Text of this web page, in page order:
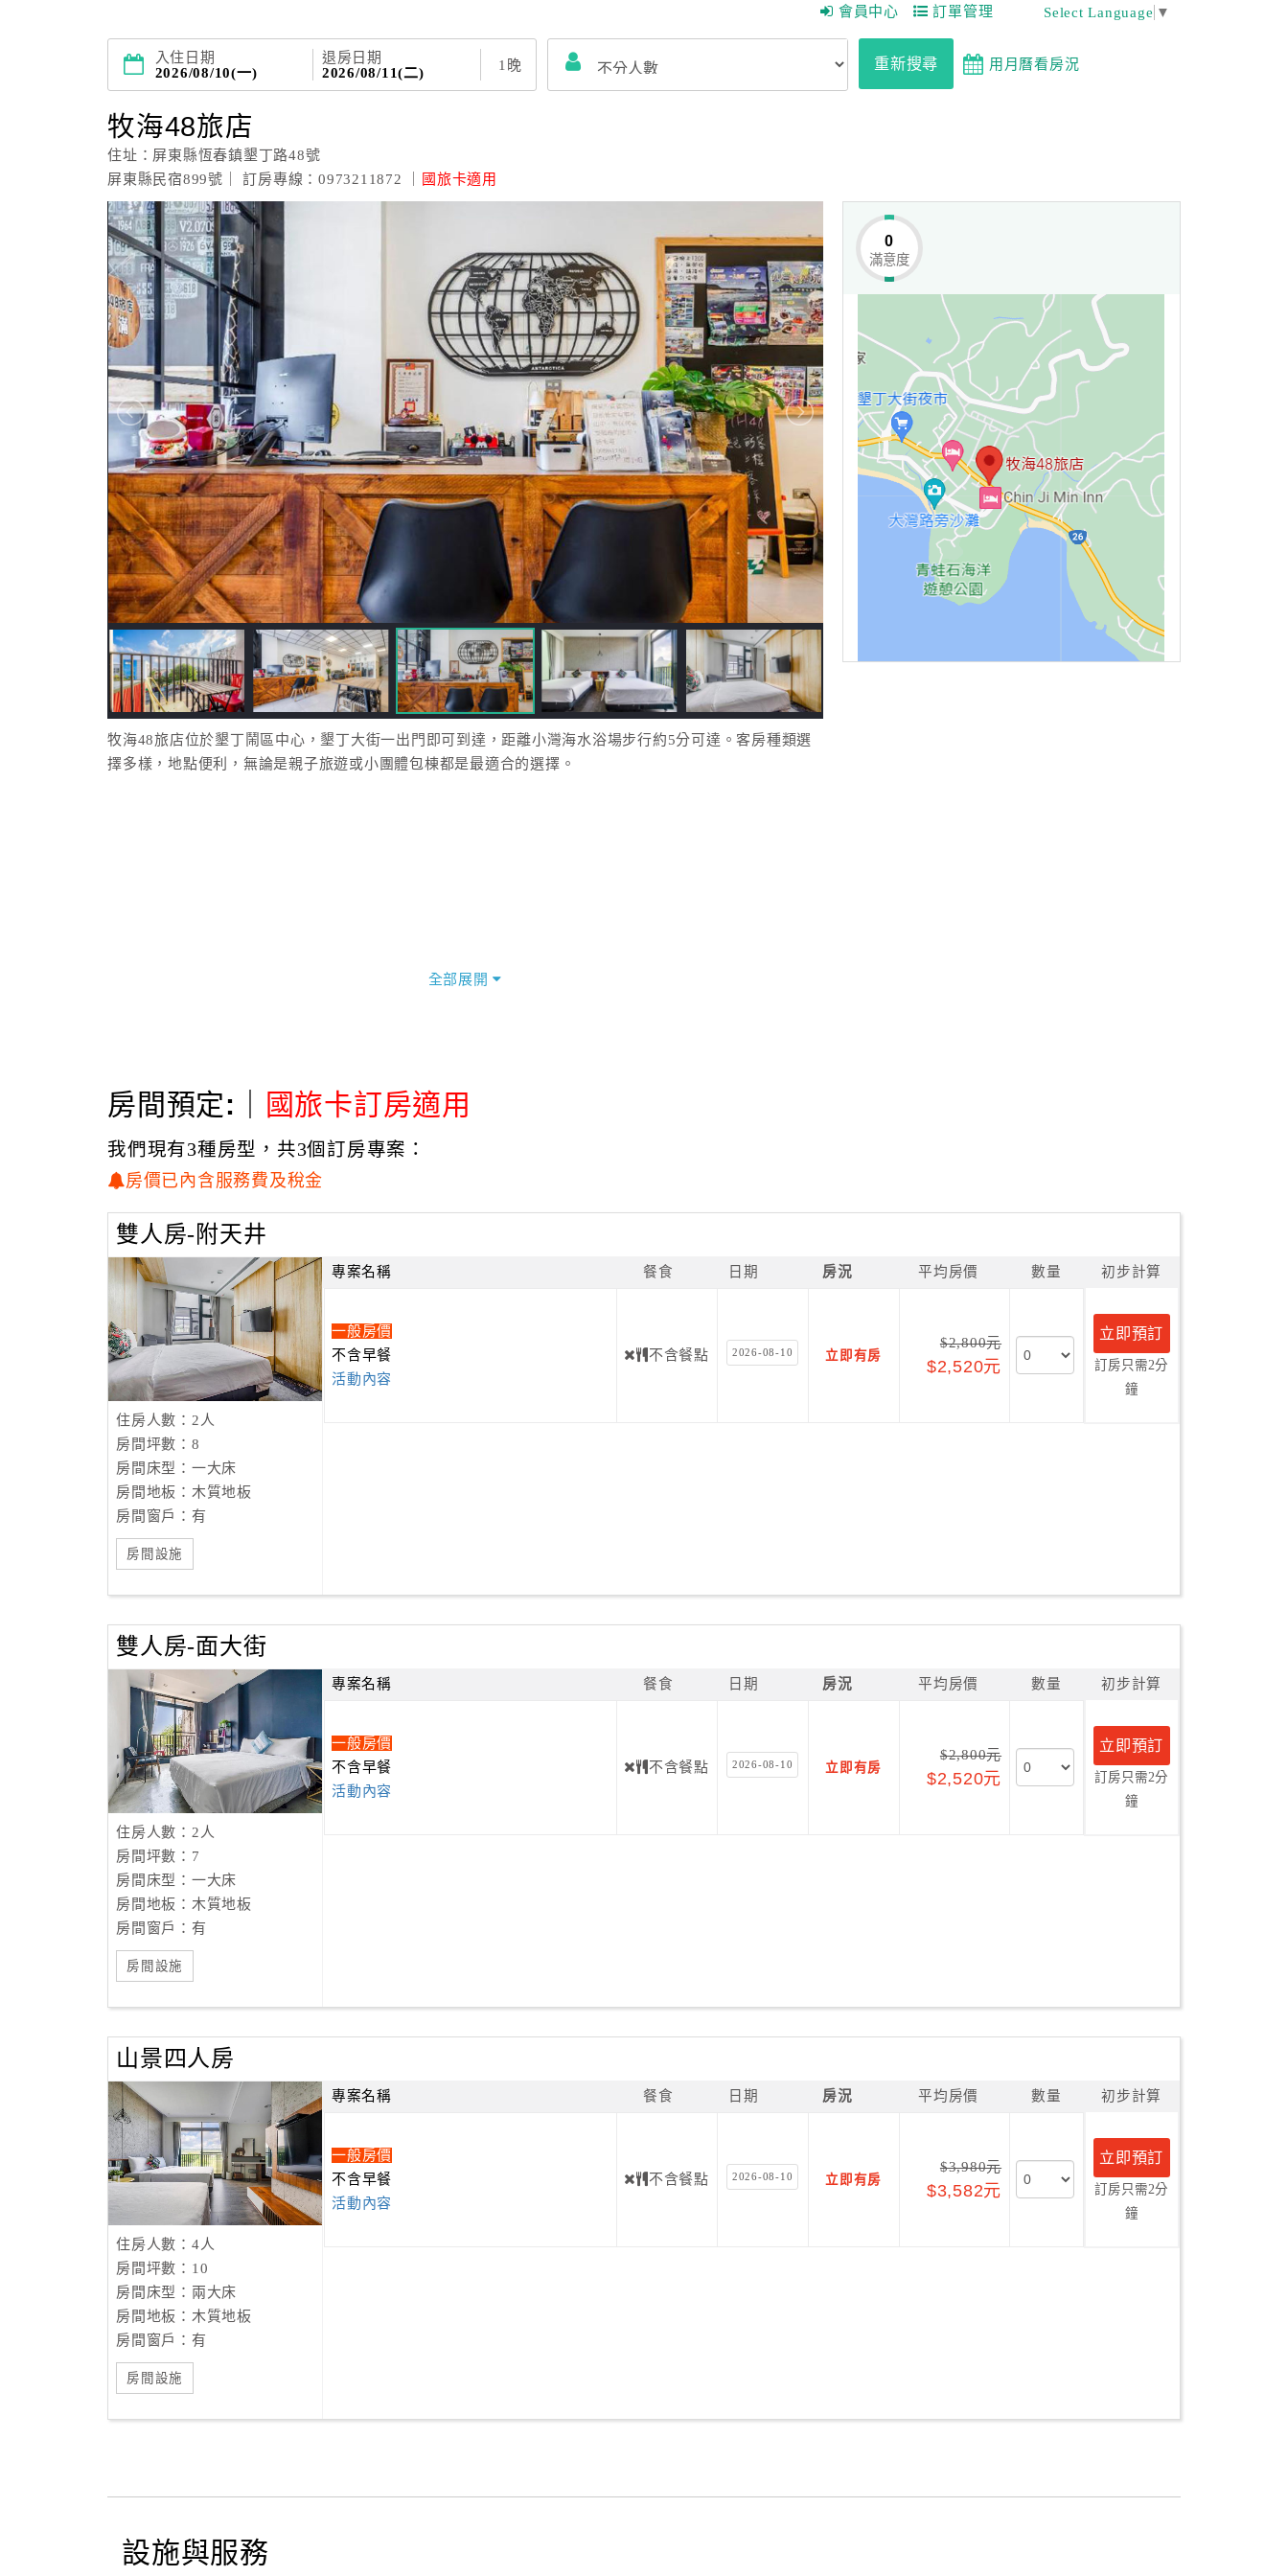
會員中心 訂單管理 Select Language ▼
入住日期
2026/08/10(一)
退房日期
2026/08/11(二)
1 晚 重新搜尋 用月曆看房況
牧海48旅店
住址：屏東縣恆春鎮墾丁路48號
屏東縣民宿899號｜ 訂房專線：0973211872 ｜
國旅卡適用
牧海48旅店位於墾丁鬧區中心，墾丁大街一出門即可到達，距離小灣海水浴場步行約5分可達。客房種類選
擇多樣，地點便利，無論是親子旅遊或小團體包棟都是最適合的選擇。
全部展開
0
滿意度
房間預定:｜ 國旅卡訂房適用
我們現有3種房型，共3個訂房專案：
房價已內含服務費及稅金
雙人房-附天井
住房人數：2人
房間坪數：8
房間床型：一大床
房間地板：木質地板
房間窗戶：有
房間設施
專案名稱 餐食 日期 房況 平均房價 數量 初步計算
一般房價
不含早餐
活動內容
不含餐點 2026-08-10 立即有房
$2,800元
$2,520元
立即預訂
訂房只需2分
鐘
雙人房-面大街
住房人數：2人
房間坪數：7
房間床型：一大床
房間地板：木質地板
房間窗戶：有
房間設施
專案名稱 餐食 日期 房況 平均房價 數量 初步計算
一般房價
不含早餐
活動內容
不含餐點 2026-08-10 立即有房
$2,800元
$2,520元
立即預訂
訂房只需2分
鐘
山景四人房
住房人數：4人
房間坪數：10
房間床型：兩大床
房間地板：木質地板
房間窗戶：有
房間設施
專案名稱 餐食 日期 房況 平均房價 數量 初步計算
一般房價
不含早餐
活動內容
不含餐點 2026-08-10 立即有房
$3,980元
$3,582元
立即預訂
訂房只需2分
鐘
設施與服務